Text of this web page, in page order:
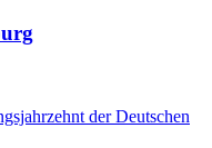
der Deutschen